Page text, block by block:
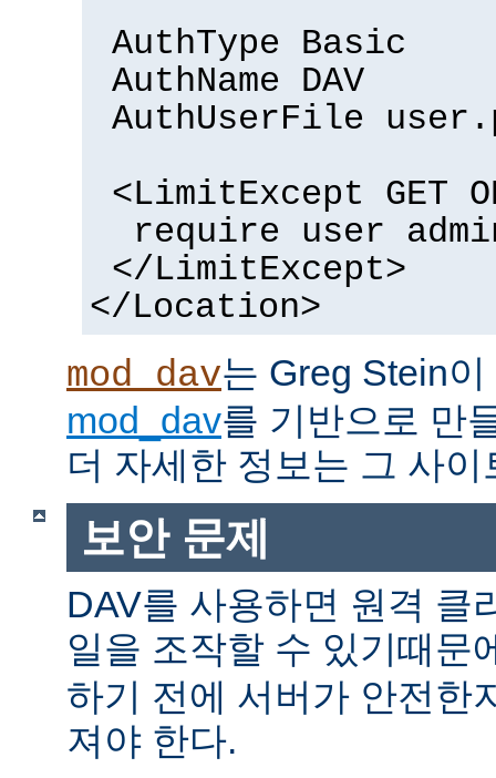
AuthType Basic
AuthName DAV
AuthUserFile
<LimitExcept GET
require user
</LimitExcept>
</Location>
mod_dav는 Greg Stein
mod_dav를 기반으로 만
더 자세한 정보는 그 사
보안 문제
DAV를 사용하면 원격 클
일을 조작할 수 있기때문
하기 전에 서버가 안전한
져야 한다.